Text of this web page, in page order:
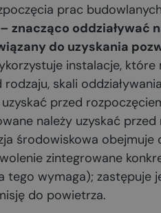
prac
znacząco oddziaływać
do uzyskania
instalacje, które
skali
przed
należy uzyskać przed
środowiskowa obejmuje
zintegrowane
tego wymaga); zastępuje
do powietrza.